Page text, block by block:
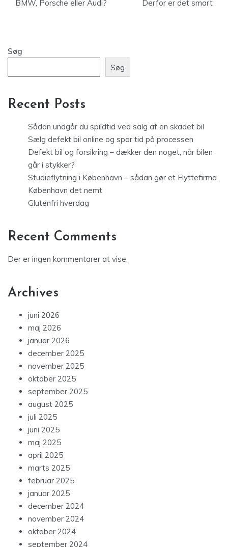
BMW, Porsche eller Audi? Derfor er det smart
Søg
Søg
Recent Posts
Sådan undgår du spildtid ved salg af en skadet bil
Sælg defekt bil online og spar tid på processen
Defekt bil og forsikring – dækker den noget, når bilen
går i stykker?
Studieflytning i København – sådan gør et Flyttefirma
København det nemt
Glutenfri hverdag
Recent Comments
Der er ingen kommentarer at vise.
Archives
juni 2026
maj 2026
januar 2026
december 2025
november 2025
oktober 2025
september 2025
august 2025
juli 2025
juni 2025
maj 2025
april 2025
marts 2025
februar 2025
januar 2025
december 2024
november 2024
oktober 2024
september 2024